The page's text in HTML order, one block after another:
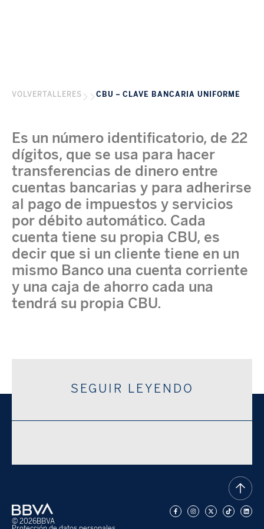
VOLVER TALLERES CBU – CLAVE BANCARIA UNIFORME
Es un número identificatorio, de 22
dígitos, que se usa para hacer
transferencias de dinero entre
cuentas bancarias y para adherirse
al pago de impuestos y servicios
por débito automático. Cada
cuenta tiene su propia CBU, es
decir que si un cliente tiene en un
mismo Banco una cuenta corriente
y una caja de ahorro cada una
tendrá su propia CBU.
SEGUIR LEYENDO
© 2026BBVA